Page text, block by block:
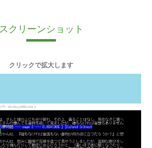
スクリーンショット
クリックで拡大します